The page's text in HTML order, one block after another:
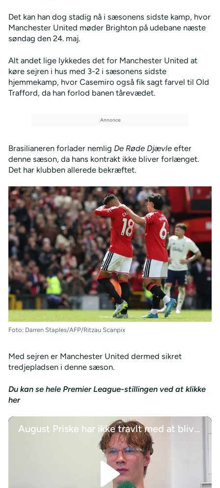
Det kan han dog stadig nå i sæsonens sidste kamp, hvor
Manchester United møder Brighton på udebane næste
søndag den 24. maj.
Alt andet lige lykkedes det for Manchester United at
køre sejren i hus med 3-2 i sæsonens sidste
hjemmekamp, hvor Casemiro også fik sagt farvel til Old
Trafford, da han forlod banen tårevædet.
Brasilianeren forlader nemlig De Røde Djævleefter
denne sæson, da hans kontrakt ikke bliver forlænget.
Det har klubben allerede bekræftet.
Foto: Darren Staples/AFP/Ritzau Scanpix
Med sejren er Manchester United dermed sikret
tredjepladsen i denne sæson.
Du kan se hele Premier League-stillingen ved at klikke
her
August Priske har ikke travlt med at blive solgt: Jeg er glad i Djurgården